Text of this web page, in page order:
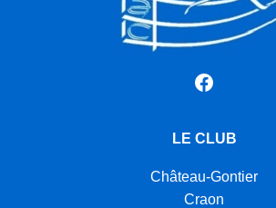
Facebook
LE CLUB
Château-Gontier
Craon